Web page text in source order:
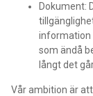
Dokument:
information
som ändå
långt det
Vår ambition är